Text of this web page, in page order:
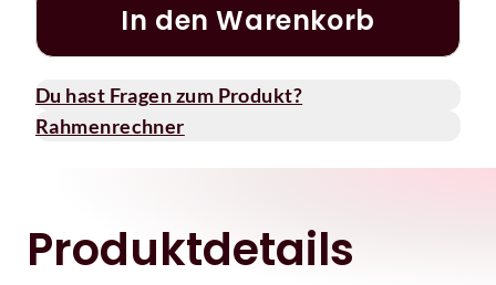
In den Warenkorb
Du hast Fragen zum Produkt?
Rahmenrechner
Produktdetails